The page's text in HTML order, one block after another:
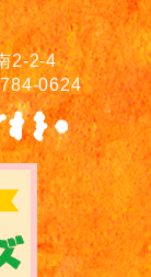
2-2-4
0624